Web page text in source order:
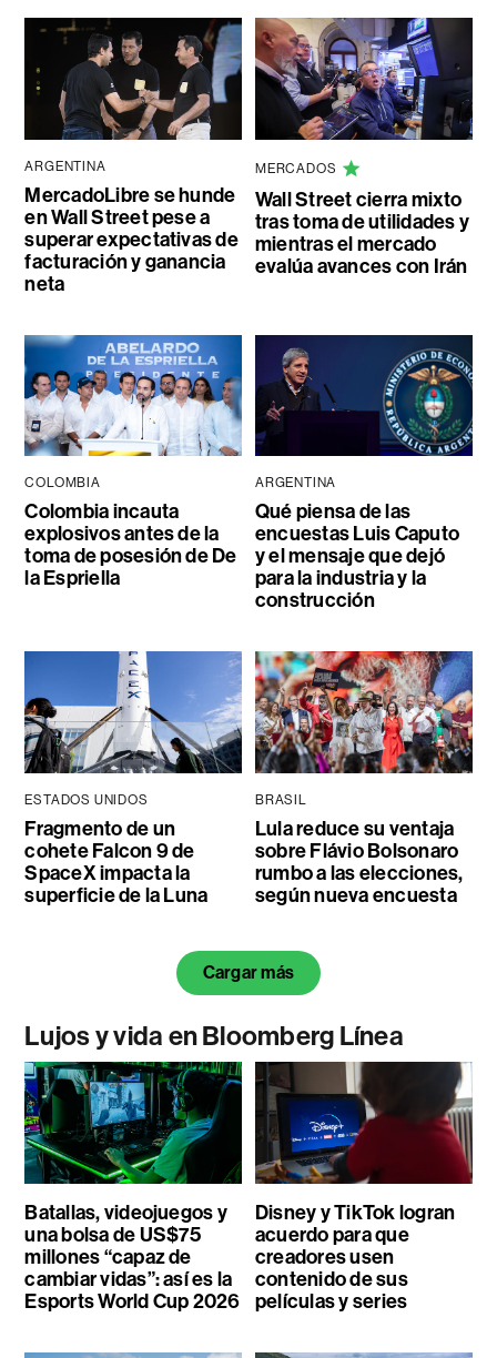
ARGENTINA
MercadoLibre se hunde
en Wall Street pese a
superar expectativas de
facturación y ganancia
neta
MERCADOS
Wall Street cierra mixto
tras toma de utilidades y
mientras el mercado
evalúa avances con Irán
COLOMBIA
Colombia incauta
explosivos antes de la
toma de posesión de De
la Espriella
ARGENTINA
Qué piensa de las
encuestas Luis Caputo
y el mensaje que dejó
para la industria y la
construcción
ESTADOS UNIDOS
Fragmento de un
cohete Falcon 9 de
SpaceX impacta la
superficie de la Luna
BRASIL
Lula reduce su ventaja
sobre Flávio Bolsonaro
rumbo a las elecciones,
según nueva encuesta
Cargar más
Lujos y vida en Bloomberg Línea
Batallas, videojuegos y
una bolsa de US$75
millones “capaz de
cambiar vidas”: así es la
Esports World Cup 2026
Disney y TikTok logran
acuerdo para que
creadores usen
contenido de sus
películas y series